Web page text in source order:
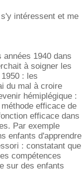
intéressent et me
1940 dans
à soigner les
: les
du mal à croire
hémiplégique :
efficace de
efficace dans
Par exemple
enfants d'apprendre
: constatant que
compétences
sur des enfants